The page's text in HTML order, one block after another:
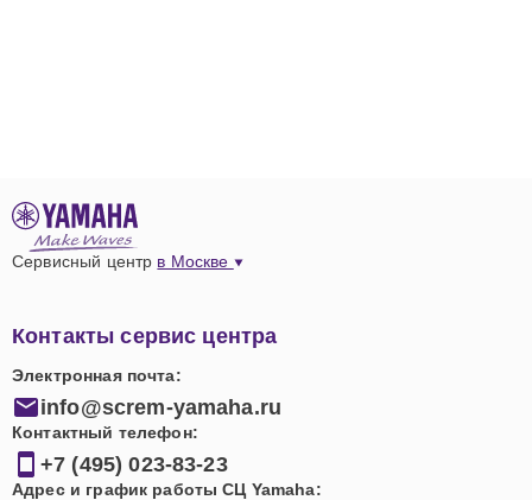
Сервисный центр в Москве
Контакты сервис центра
Электронная почта:
info@screm-yamaha.ru
Контактный телефон:
+7 (495) 023-83-23
Адрес и график работы СЦ Yamaha: